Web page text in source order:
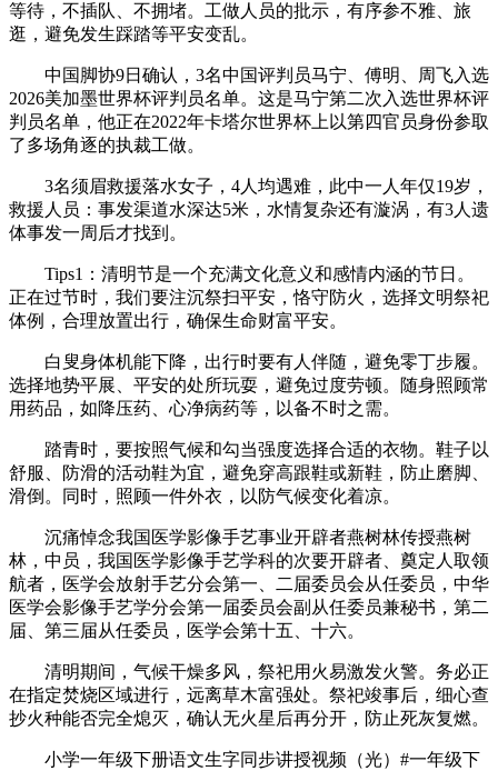
等待，不插队、不拥堵。工做人员的批示，有序参不雅、旅
逛，避免发生踩踏等平安变乱。
中国脚协9日确认，3名中国评判员马宁、傅明、周飞入选
2026美加墨世界杯评判员名单。这是马宁第二次入选世界杯评
判员名单，他正在2022年卡塔尔世界杯上以第四官员身份参取
了多场角逐的执裁工做。
3名须眉救援落水女子，4人均遇难，此中一人年仅19岁，
救援人员：事发渠道水深达5米，水情复杂还有漩涡，有3人遗
体事发一周后才找到。
Tips1：清明节是一个充满文化意义和感情内涵的节日。
正在过节时，我们要注沉祭扫平安，恪守防火，选择文明祭祀
体例，合理放置出行，确保生命财富平安。
白叟身体机能下降，出行时要有人伴随，避免零丁步履。
选择地势平展、平安的处所玩耍，避免过度劳顿。随身照顾常
用药品，如降压药、心净病药等，以备不时之需。
踏青时，要按照气候和勾当强度选择合适的衣物。鞋子以
舒服、防滑的活动鞋为宜，避免穿高跟鞋或新鞋，防止磨脚、
滑倒。同时，照顾一件外衣，以防气候变化着凉。
沉痛悼念我国医学影像手艺事业开辟者燕树林传授燕树
林，中员，我国医学影像手艺学科的次要开辟者、奠定人取领
航者，医学会放射手艺分会第一、二届委员会从任委员，中华
医学会影像手艺学分会第一届委员会副从任委员兼秘书，第二
届、第三届从任委员，医学会第十五、十六。
清明期间，气候干燥多风，祭祀用火易激发火警。务必正
在指定焚烧区域进行，远离草木富强处。祭祀竣事后，细心查
抄火种能否完全熄灭，确认无火星后再分开，防止死灰复燃。
小学一年级下册语文生字同步讲授视频（光）#一年级下